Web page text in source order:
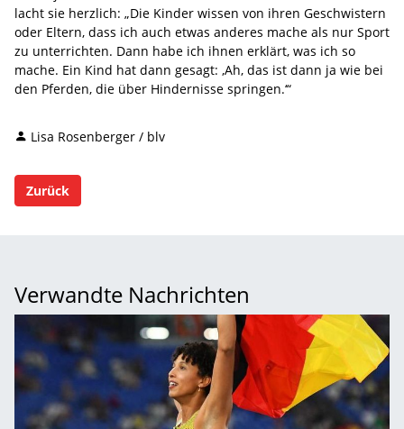
lacht sie herzlich: „Die Kinder wissen von ihren Geschwistern
oder Eltern, dass ich auch etwas anderes mache als nur Sport
zu unterrichten. Dann habe ich ihnen erklärt, was ich so
mache. Ein Kind hat dann gesagt: ‚Ah, das ist dann ja wie bei
den Pferden, die über Hindernisse springen.‘“
Lisa Rosenberger / blv
Zurück
Verwandte Nachrichten